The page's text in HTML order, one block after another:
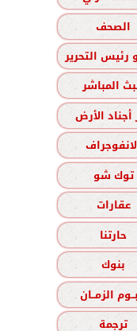
الصحف
رئيس التحرير
المباشر
أجناد الأرض
توك شو
عقارات
حارتنا
بنوك
الزمــان
ترجمة